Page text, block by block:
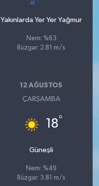
Yakınlarda Yer Yer Yağmur
Nem: %63
Rüzgar: 2.81 m/s
12 AĞUSTOS
ÇARŞAMBA
18°
Güneşli
Nem: %49
Rüzgar: 3.81 m/s